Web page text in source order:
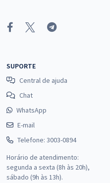
SUPORTE
Central de ajuda
Chat
WhatsApp
E-mail
Telefone: 3003-0894
Horário de atendimento:
segunda a sexta (8h às 20h),
sábado (9h às 13h).